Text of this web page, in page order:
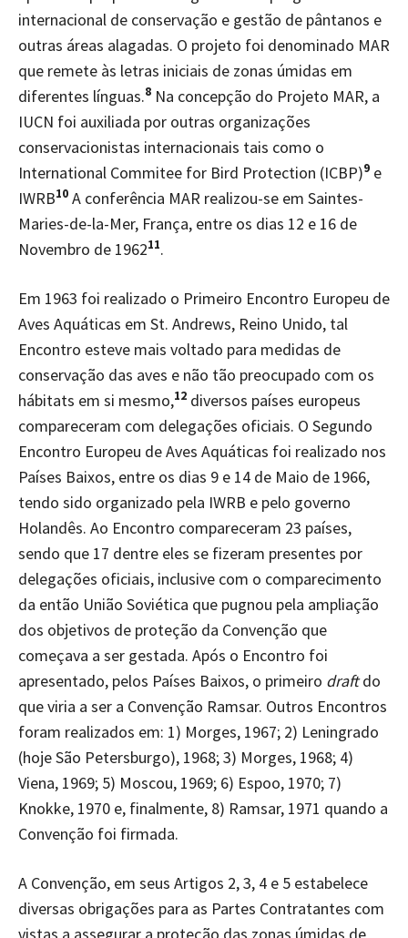
internacional de conservação e gestão de pântanos e
outras áreas alagadas. O projeto foi denominado MAR
que remete às letras iniciais de zonas úmidas em
diferentes línguas.8 Na concepção do Projeto MAR, a
IUCN foi auxiliada por outras organizações
conservacionistas internacionais tais como o
International Commitee for Bird Protection (ICBP)9 e
IWRB10 A conferência MAR realizou-se em Saintes-
Maries-de-la-Mer, França, entre os dias 12 e 16 de
Novembro de 196211.
Em 1963 foi realizado o Primeiro Encontro Europeu de
Aves Aquáticas em St. Andrews, Reino Unido, tal
Encontro esteve mais voltado para medidas de
conservação das aves e não tão preocupado com os
hábitats em si mesmo,12 diversos países europeus
compareceram com delegações oficiais. O Segundo
Encontro Europeu de Aves Aquáticas foi realizado nos
Países Baixos, entre os dias 9 e 14 de Maio de 1966,
tendo sido organizado pela IWRB e pelo governo
Holandês. Ao Encontro compareceram 23 países,
sendo que 17 dentre eles se fizeram presentes por
delegações oficiais, inclusive com o comparecimento
da então União Soviética que pugnou pela ampliação
dos objetivos de proteção da Convenção que
começava a ser gestada. Após o Encontro foi
apresentado, pelos Países Baixos, o primeiro draftdo
que viria a ser a Convenção Ramsar. Outros Encontros
foram realizados em: 1) Morges, 1967; 2) Leningrado
(hoje São Petersburgo), 1968; 3) Morges, 1968; 4)
Viena, 1969; 5) Moscou, 1969; 6) Espoo, 1970; 7)
Knokke, 1970 e, finalmente, 8) Ramsar, 1971 quando a
Convenção foi firmada.
A Convenção, em seus Artigos 2, 3, 4 e 5 estabelece
diversas obrigações para as Partes Contratantes com
vistas a assegurar a proteção das zonas úmidas de